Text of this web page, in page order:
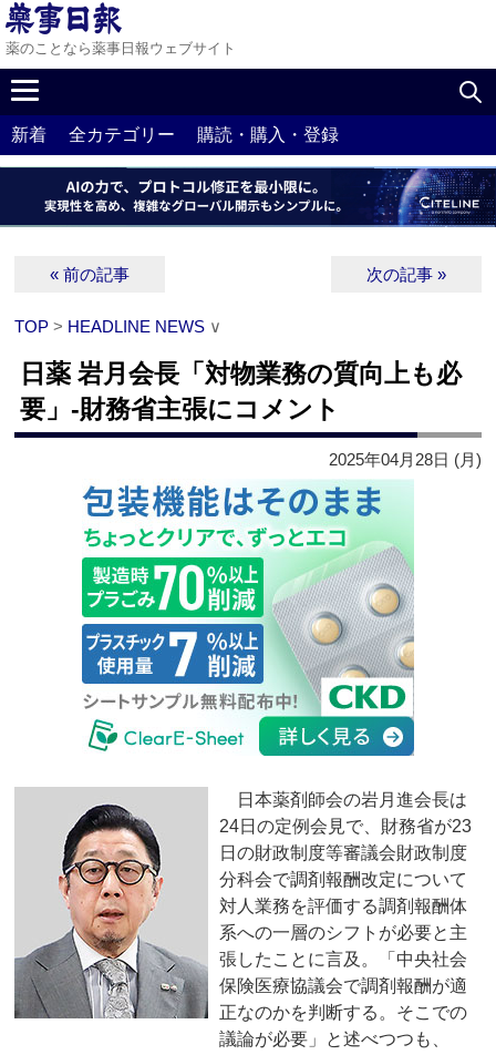
薬のことなら薬事日報ウェブサイト
新着 全カテゴリー 購読・購入・登録
« 前の記事 次の記事 »
TOP > HEADLINE NEWS ∨
日薬 岩月会長「対物業務の質向上も必
要」‐財務省主張にコメント
2025年04月28日 (月)
日本薬剤師会の岩月進会長は
24日の定例会見で、財務省が23
日の財政制度等審議会財政制度
分科会で調剤報酬改定について
対人業務を評価する調剤報酬体
系への一層のシフトが必要と主
張したことに言及。「中央社会
保険医療協議会で調剤報酬が適
正なのかを判断する。そこでの
議論が必要」と述べつつも、